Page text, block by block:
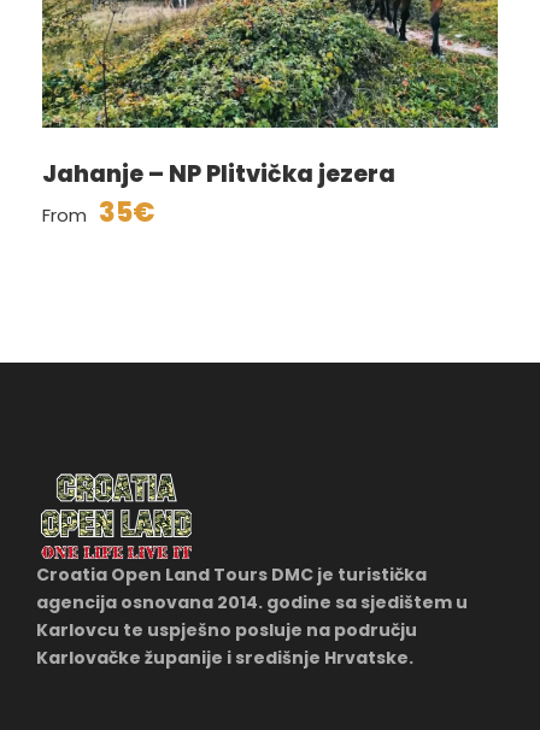
Jahanje – NP Plitvička jezera
From 35€
Croatia Open Land Tours DMC je turistička
agencija osnovana 2014. godine sa sjedištem u
Karlovcu te uspješno posluje na području
Karlovačke županije i središnje Hrvatske.